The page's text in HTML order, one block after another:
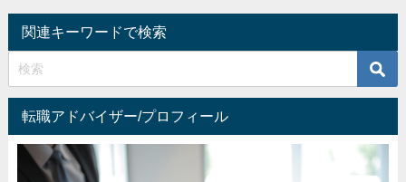
関連キーワードで検索
転職アドバイザー/プロフィール